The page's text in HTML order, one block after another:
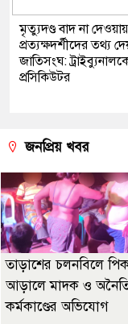
মৃত্যুদণ্ড বাদ না দেওয়ায়
প্রত্যক্ষদর্শীদের তথ্য
জাতিসংঘ:
প্রসিকিউটর
জনপ্রিয় খবর
তাড়াশের চলনবিলে
আড়ালে মাদক ও
কর্মকাণ্ডের অভিযোগ